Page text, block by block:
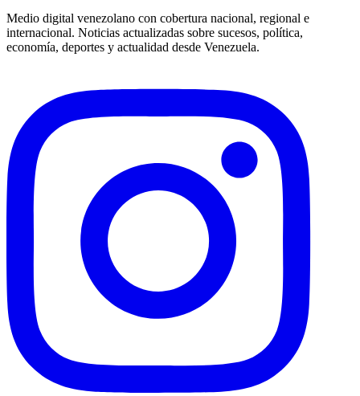
Medio digital venezolano con cobertura nacional, regional e
internacional. Noticias actualizadas sobre sucesos, política,
economía, deportes y actualidad desde Venezuela.